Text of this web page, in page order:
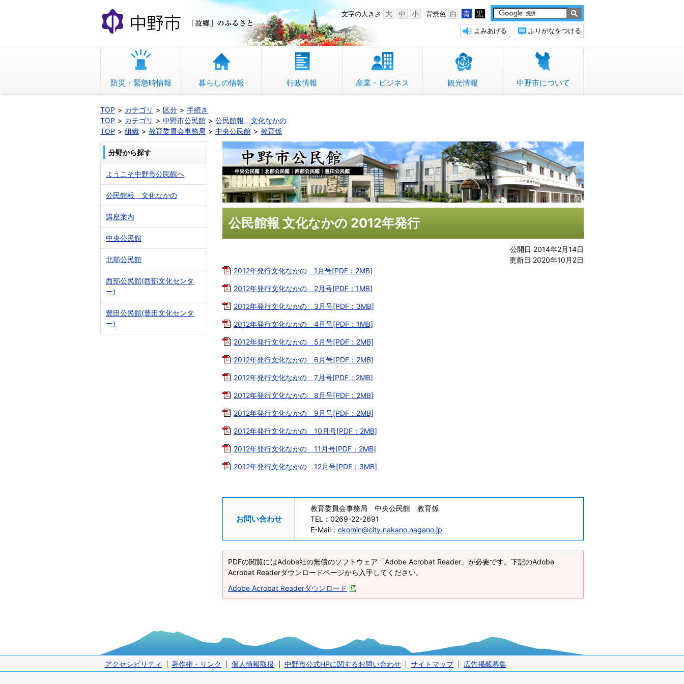
文
へ
動
中野市 「故郷」のふるさと 背景色 白 青 黒
文字の大きさ 大 中 小
ふりがなをつける
よみあげる
防災・緊急時情報 暮らしの情報 行政情報 産業・ビジネス 観光情報 中野市について
TOP カテゴリ 区分
手続き
TOP
カテゴリ 中野市公民館
公民館報 文化なかの
TOP
組織 教育委員会事務局 中央公民館 教育係
公民館報 文化なかの 2012年発行
公開日 2014年2月14日
更新日 2020年10月2日
2012年発行文化なかの 1月号[PDF：2MB]
2012年発行文化なかの 2月号[PDF：1MB]
2012年発行文化なかの 3月号[PDF：3MB]
2012年発行文化なかの 4月号[PDF：1MB]
2012年発行文化なかの 5月号[PDF：2MB]
2012年発行文化なかの 6月号[PDF：2MB]
2012年発行文化なかの 7月号[PDF：2MB]
2012年発行文化なかの 8月号[PDF：2MB]
2012年発行文化なかの 9月号[PDF：2MB]
2012年発行文化なかの 10月号[PDF：2MB]
2012年発行文化なかの 11月号[PDF：2MB]
2012年発行文化なかの 12月号[PDF：3MB]
お問い合わせ
教育委員会事務局 中央公民館 教育係
TEL：0269-22-2691
E-Mail：ckomin@city.nakano.nagano.jp
PDFの閲覧にはAdobe社の無償のソフトウェア「Adobe Acrobat Reader」が必要です。下記のAdobe
Acrobat Readerダウンロードページから入手してください。
Adobe Acrobat Readerダウンロード
分野から探す
ようこそ中野市公民館へ
公民館報 文化なかの
講座案内
中央公民館
北部公民館
西部公民館(西部文化センタ
ー)
豊田公民館(豊田文化センタ
ー)
アクセシビリティ 著作権・リンク 個人情報取扱 中野市公式HPに関するお問い合わせ サイトマップ 広告掲載募集